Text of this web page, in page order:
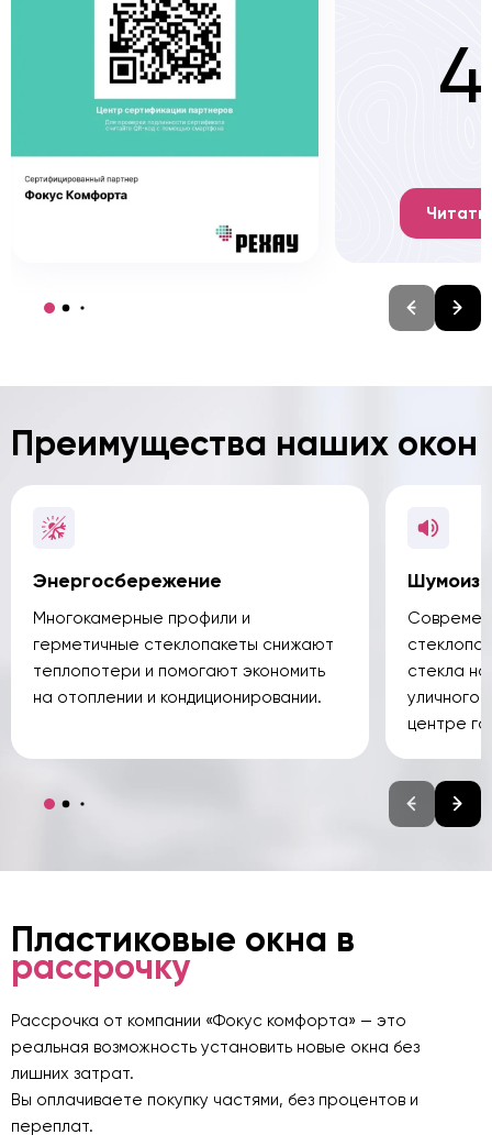
Читать
Преимущества наших окон
Энергосбережение
Многокамерные профили и
герметичные стеклопакеты снижают
теплопотери и помогают экономить
на отоплении и кондиционировании.
стекла
уличного
центре
Пластиковые окна в
рассрочку
Рассрочка от компании «Фокус комфорта» — это
реальная возможность установить новые окна без
лишних затрат.
Вы оплачиваете покупку частями, без процентов и
переплат.